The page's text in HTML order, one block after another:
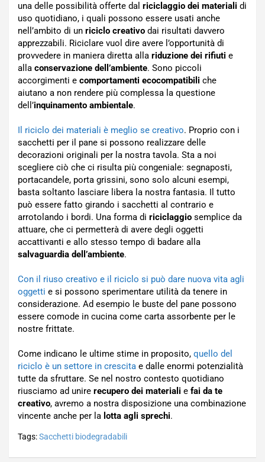
una delle possibilità offerte dal riciclaggio dei materiali di
uso quotidiano, i quali possono essere usati anche
nell’ambito di un riciclo creativo dai risultati davvero
apprezzabili. Riciclare vuol dire avere l’opportunità di
provvedere in maniera diretta alla riduzione dei rifiuti e
alla conservazione dell’ambiente. Sono piccoli
accorgimenti e comportamenti ecocompatibili che
aiutano a non rendere più complessa la questione
dell’inquinamento ambientale.
Il riciclo dei materiali è meglio se creativo. Proprio con i
sacchetti per il pane si possono realizzare delle
decorazioni originali per la nostra tavola. Sta a noi
scegliere ciò che ci risulta più congeniale: segnaposti,
portacandele, porta grissini, sono solo alcuni esempi,
basta soltanto lasciare libera la nostra fantasia. Il tutto
può essere fatto girando i sacchetti al contrario e
arrotolando i bordi. Una forma di riciclaggio semplice da
attuare, che ci permetterà di avere degli oggetti
accattivanti e allo stesso tempo di badare alla
salvaguardia dell’ambiente.
Con il riuso creativo e il riciclo si può dare nuova vita agli
oggetti e si possono sperimentare utilità da tenere in
considerazione. Ad esempio le buste del pane possono
essere comode in cucina come carta assorbente per le
nostre frittate.
Come indicano le ultime stime in proposito, quello del
riciclo è un settore in crescita e dalle enormi potenzialità
tutte da sfruttare. Se nel nostro contesto quotidiano
riusciamo ad unire recupero dei materiali e fai da te
creativo, avremo a nostra disposizione una combinazione
vincente anche per la lotta agli sprechi.
Tags:Sacchetti biodegradabili